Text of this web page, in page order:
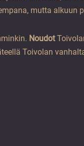
mutta alkuun
Noudot
Toivolan